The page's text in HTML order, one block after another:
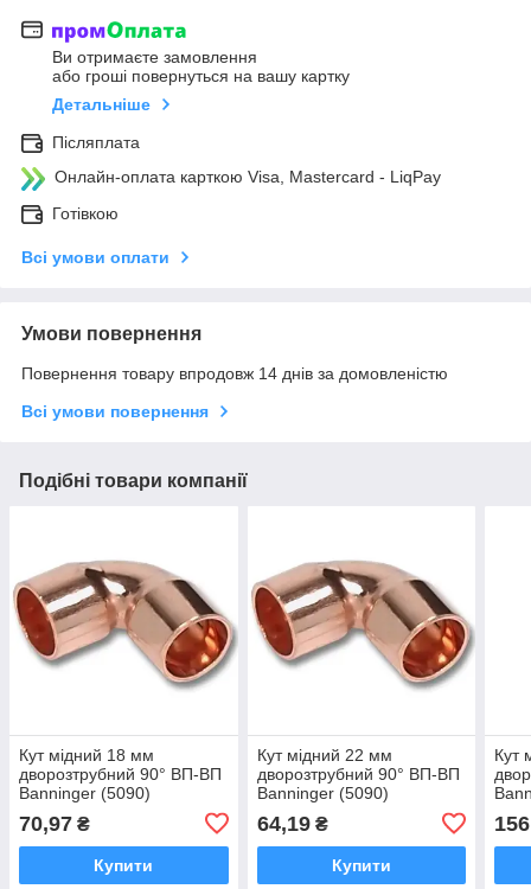
Ви отримаєте замовлення
або гроші повернуться на вашу картку
Детальніше
Післяплата
Онлайн-оплата карткою Visa, Mastercard - LiqPay
Готівкою
Всі умови оплати
Умови повернення
Повернення товару впродовж 14 днів за домовленістю
Всі умови повернення
Подібні товари компанії
Кут мідний 18 мм
дворозтрубний 90° ВП-ВП
Banninger (5090)
70,97 ₴
Купити
Кут мідний 22 мм
дворозтрубний 90° ВП-ВП
Banninger (5090)
64,19₴
Купити
Кут